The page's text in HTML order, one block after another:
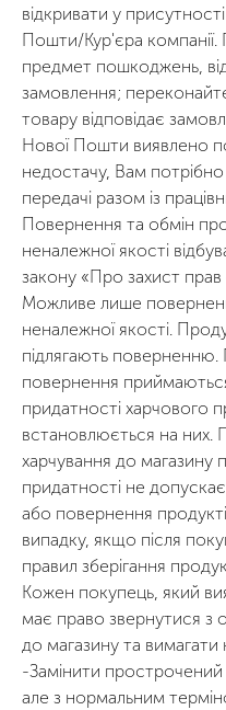
відкривати у
Пошти/Кур'єра компанії.
предмет пошкоджень,
замовлення;
товару відповідає
Нової Пошти виявлено
недостачу, Вам
передачі разом із
Повернення та обмін
неналежної якості
закону «Про захист прав
Можливе лише
неналежної якості.
підлягають
повернення
придатності харчового
встановлюється на них.
харчування до магазину
придатності не
або повернення
випадку, якщо після
правил зберігання
Кожен покупець, який
має право звернутися з
до магазину та вимагати
-Замінити
але з нормальним